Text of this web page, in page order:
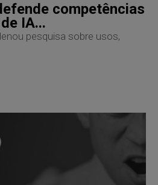
competências
IA...
pesquisa sobre usos,